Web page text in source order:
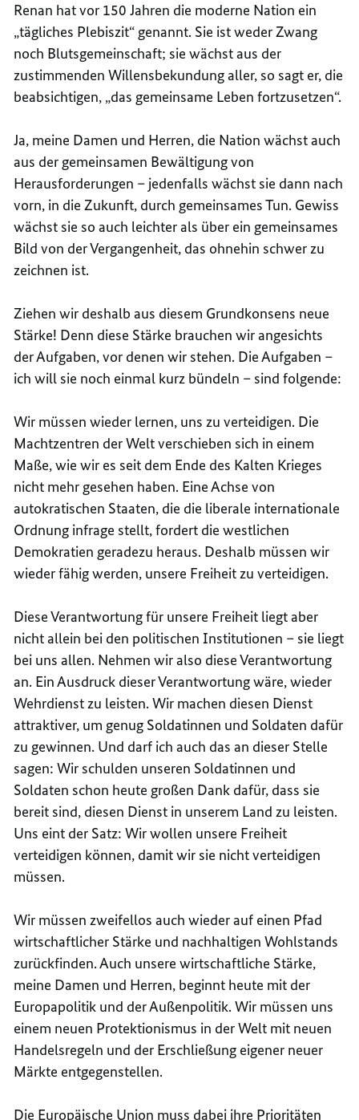
Renan hat vor 150 Jahren die moderne Nation ein
„tägliches Plebiszit“ genannt. Sie ist weder Zwang
noch Blutsgemeinschaft; sie wächst aus der
zustimmenden Willensbekundung aller, so sagt er, die
beabsichtigen, „das gemeinsame Leben fortzusetzen“.
Ja, meine Damen und Herren, die Nation wächst auch
aus der gemeinsamen Bewältigung von
Herausforderungen – jedenfalls wächst sie dann nach
vorn, in die Zukunft, durch gemeinsames Tun. Gewiss
wächst sie so auch leichter als über ein gemeinsames
Bild von der Vergangenheit, das ohnehin schwer zu
zeichnen ist.
Ziehen wir deshalb aus diesem Grundkonsens neue
Stärke! Denn diese Stärke brauchen wir angesichts
der Aufgaben, vor denen wir stehen. Die Aufgaben –
ich will sie noch einmal kurz bündeln – sind folgende:
Wir müssen wieder lernen, uns zu verteidigen. Die
Machtzentren der Welt verschieben sich in einem
Maße, wie wir es seit dem Ende des Kalten Krieges
nicht mehr gesehen haben. Eine Achse von
autokratischen Staaten, die die liberale internationale
Ordnung infrage stellt, fordert die westlichen
Demokratien geradezu heraus. Deshalb müssen wir
wieder fähig werden, unsere Freiheit zu verteidigen.
Diese Verantwortung für unsere Freiheit liegt aber
nicht allein bei den politischen Institutionen – sie liegt
bei uns allen. Nehmen wir also diese Verantwortung
an. Ein Ausdruck dieser Verantwortung wäre, wieder
Wehrdienst zu leisten. Wir machen diesen Dienst
attraktiver, um genug Soldatinnen und Soldaten dafür
zu gewinnen. Und darf ich auch das an dieser Stelle
sagen: Wir schulden unseren Soldatinnen und
Soldaten schon heute großen Dank dafür, dass sie
bereit sind, diesen Dienst in unserem Land zu leisten.
Uns eint der Satz: Wir wollen unsere Freiheit
verteidigen können, damit wir sie nicht verteidigen
müssen.
Wir müssen zweifellos auch wieder auf einen Pfad
wirtschaftlicher Stärke und nachhaltigen Wohlstands
zurückfinden. Auch unsere wirtschaftliche Stärke,
meine Damen und Herren, beginnt heute mit der
Europapolitik und der Außenpolitik. Wir müssen uns
einem neuen Protektionismus in der Welt mit neuen
Handelsregeln und der Erschließung eigener neuer
Märkte entgegenstellen.
Die Europäische Union muss dabei ihre Prioritäten